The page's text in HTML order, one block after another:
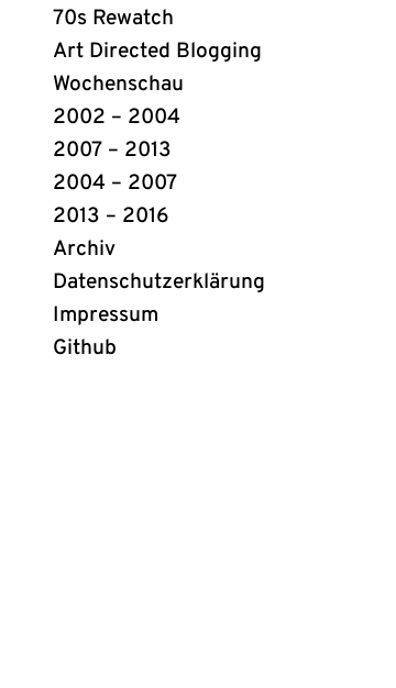
Links
70s Rewatch
Art Directed Blogging
Wochenschau
2002 – 2004
2007 – 2013
2004 – 2007
2013 – 2016
Archiv
Datenschutzerklärung
Impressum
Github